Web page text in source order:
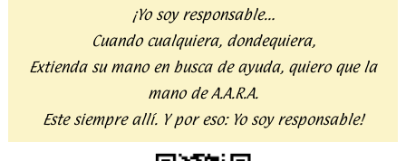
¡Yo soy responsable…
Cuando cualquiera, dondequiera,
Extienda su mano en busca de ayuda, quiero que la
mano de A.A.R.A.
Este siempre allí. Y por eso: Yo soy responsable!